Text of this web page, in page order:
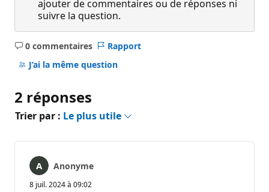
ajouter de commentaires ou de réponses ni
suivre la question.
0 commentaires
Aucun
commentaire
Rapport
J’ai la même question
2 réponses
Trier par : Le plus utile
Anonyme
8 juil. 2024 à 09:02